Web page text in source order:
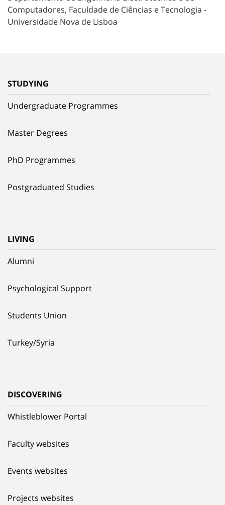
Computadores, Faculdade de Ciências e Tecnologia -
Universidade Nova de Lisboa
STUDYING
Undergraduate Programmes
Master Degrees
PhD Programmes
Postgraduated Studies
LIVING
Alumni
Psychological Support
Students Union
Turkey/Syria
DISCOVERING
Whistleblower Portal
Faculty websites
Events websites
Projects websites